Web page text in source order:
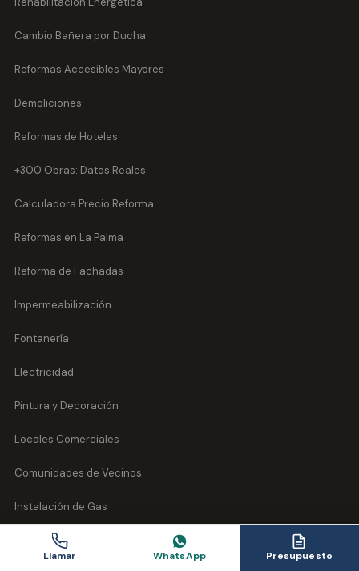
Cambio Bañera por Ducha
Reformas Accesibles Mayores
Demoliciones
Reformas de Hoteles
+300 Obras: Datos Reales
Calculadora Precio Reforma
Reformas en La Palma
Reforma de Fachadas
Impermeabilización
Fontanería
Electricidad
Pintura y Decoración
Locales Comerciales
Comunidades de Vecinos
Instalación de Gas
Reformas Norte de Tenerife
Llamar WhatsApp Presupuesto